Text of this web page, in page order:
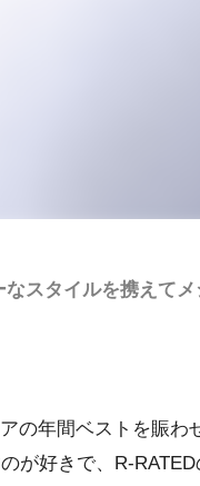
スタイルを携えてメ
の年間ベストを賑わ
が好きで、R-RATED